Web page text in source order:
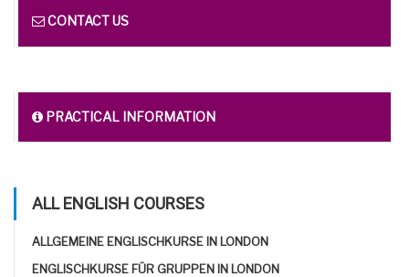
CONTACT US
PRACTICAL INFORMATION
ALL ENGLISH COURSES
ALLGEMEINE ENGLISCHKURSE IN LONDON
ENGLISCHKURSE FÜR GRUPPEN IN LONDON